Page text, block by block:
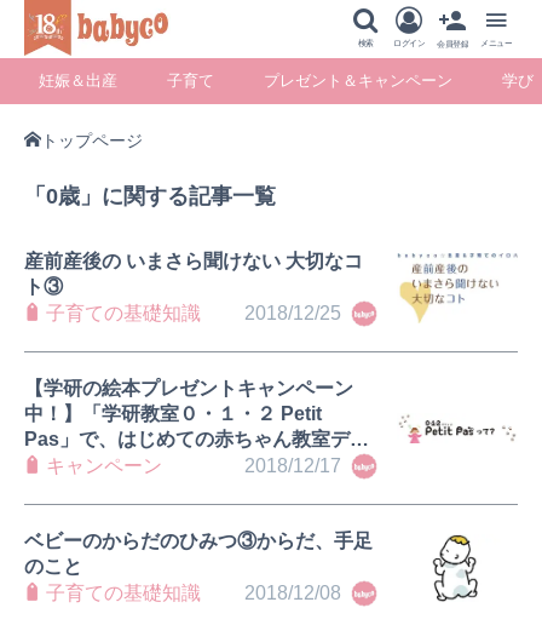
検索 ログイン 会員登録 メニュー
妊娠＆出産 子育て プレゼント＆キャンペーン 学び
トップページ
「0歳」に関する記事一覧
2018/12/25
産前産後の いまさら聞けない 大切なコ
ト③
子育ての基礎知識
2018/12/17
【学研の絵本プレゼントキャンペーン
中！】「学研教室０・１・２ Petit
Pas」で、はじめての赤ちゃん教室デビ
ュー♪キャンペーン
2018/12/08
ベビーのからだのひみつ③からだ、手足
のこと
子育ての基礎知識